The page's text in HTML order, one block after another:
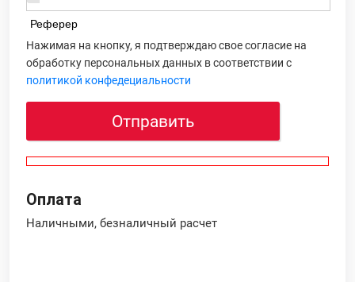
Реферер
Нажимая на кнопку, я подтверждаю свое согласие на
обработку персональных данных в соответствии с
политикой конфедециальности
Отправить
Оплата
Наличными, безналичный расчет